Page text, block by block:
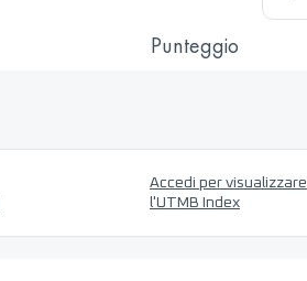
Punteggio
Accedi per visualizzare
l'UTMB Index